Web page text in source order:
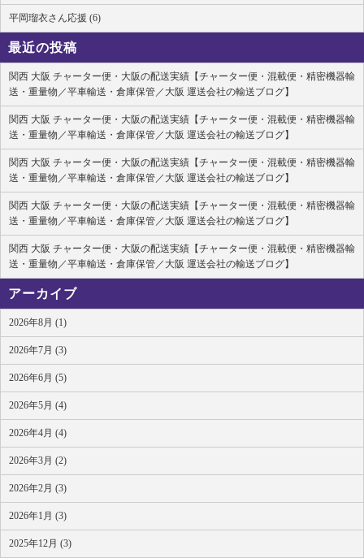
平岡瑠衣さん応援 (6)
最近の投稿
関西 大阪 チャーター便・大阪の配送実績【チャーター便・混載便・精密機器輸
送・重量物／平車輸送・倉庫保管／大阪 運送会社の輸送ブログ】
関西 大阪 チャーター便・大阪の配送実績【チャーター便・混載便・精密機器輸
送・重量物／平車輸送・倉庫保管／大阪 運送会社の輸送ブログ】
関西 大阪 チャーター便・大阪の配送実績【チャーター便・混載便・精密機器輸
送・重量物／平車輸送・倉庫保管／大阪 運送会社の輸送ブログ】
関西 大阪 チャーター便・大阪の配送実績【チャーター便・混載便・精密機器輸
送・重量物／平車輸送・倉庫保管／大阪 運送会社の輸送ブログ】
関西 大阪 チャーター便・大阪の配送実績【チャーター便・混載便・精密機器輸
送・重量物／平車輸送・倉庫保管／大阪 運送会社の輸送ブログ】
アーカイブ
2026年8月 (1)
2026年7月 (3)
2026年6月 (5)
2026年5月 (4)
2026年4月 (4)
2026年3月 (2)
2026年2月 (3)
2026年1月 (3)
2025年12月 (3)